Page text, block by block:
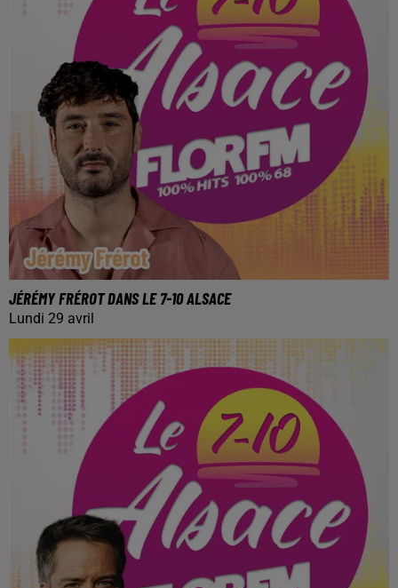
JÉRÉMY FRÉROT DANS LE 7-10 ALSACE
Lundi 29 avril